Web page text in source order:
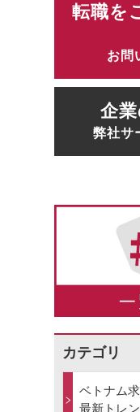
転職を
お問
企
弊社サ
カテゴリ
ベトナム
最新トレ